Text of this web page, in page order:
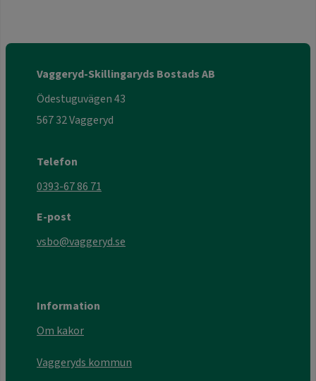
Vaggeryd-Skillingaryds Bostads AB
Ödestuguvägen 43
567 32 Vaggeryd
Telefon
0393-67 86 71
E-post
vsbo@vaggeryd.se
Information
Om kakor
Vaggeryds kommun